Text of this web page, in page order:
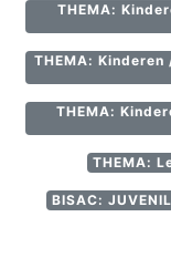
THEMA:
THEMA:
THEMA:
THEMA:
BISAC: